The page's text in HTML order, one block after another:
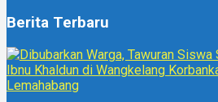
Berita Terbaru